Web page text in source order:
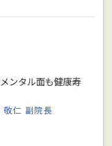
ンタル面も健康寿
仁 副院長